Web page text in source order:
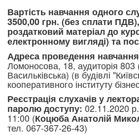
Вартість навчання одного
3500,00 грн. (без сплати
роздатковий матеріал до
електронному вигляді) та
Адреса проведення
Ломоносова, 18, аудиторія 803
Васильківська) (в будівлі
кооперативного інституту
Реєстрація слухачів у
паролю доступу: 02.11.2020
11:00 (Коцюба Анатолій
тел. 067-367-26-43)